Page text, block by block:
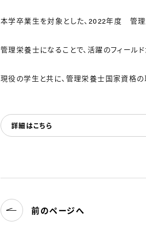
本学卒業生を対象とした、2022年度 管理
管理栄養士になることで、活躍のフィールド
現役の学生と共に、管理栄養士国家資格の
詳細はこちら
前のページへ